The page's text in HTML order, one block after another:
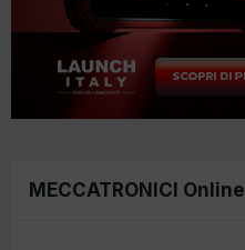
MECCATRONICI Online